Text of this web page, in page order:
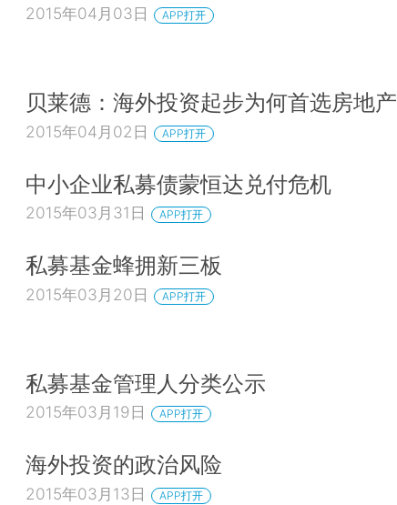
2015年04月03日 APP打开
贝莱德：海外投资起步为何首选房地产
2015年04月02日 APP打开
中小企业私募债蒙恒达兑付危机
2015年03月31日 APP打开
私募基金蜂拥新三板
2015年03月20日 APP打开
私募基金管理人分类公示
2015年03月19日 APP打开
海外投资的政治风险
2015年03月13日 APP打开